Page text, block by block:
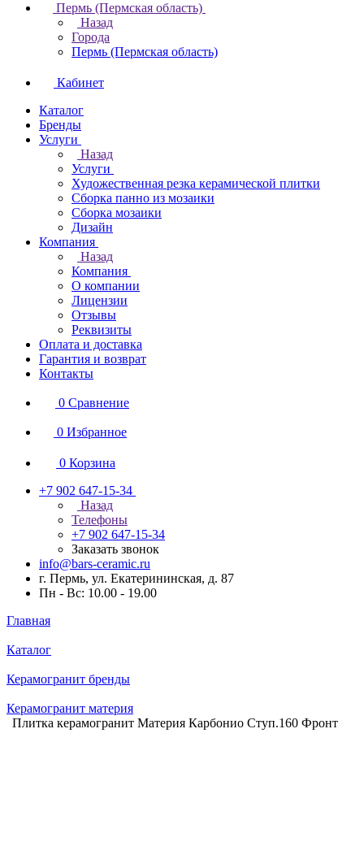
Пермь (Пермская область)
Назад
Города
Пермь (Пермская область)
Кабинет
Каталог
Бренды
Услуги
Назад
Услуги
Художественная резка керамической плитки
Сборка панно из мозаики
Сборка мозаики
Дизайн
Компания
Назад
Компания
О компании
Лицензии
Отзывы
Реквизиты
Оплата и доставка
Гарантия и возврат
Контакты
0 Сравнение
0 Избранное
0 Корзина
+7 902 647-15-34
Назад
Телефоны
+7 902 647-15-34
Заказать звонок
info@bars-ceramic.ru
г. Пермь, ул. Екатерининская, д. 87
Пн - Вс: 10.00 - 19.00
Главная
Каталог
Керамогранит бренды
Керамогранит материя
Плитка керамогранит Материя Карбонио Ступ.160 Фронт